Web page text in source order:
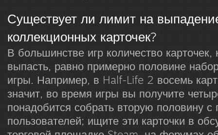
Существует ли лимит на
коллекционных карточек?
В большинстве игр количество карточек,
выпасть, равно примерно половине
игры. Например, в Half-Life 2 восемь
значит, во время игры вы получите
понадобится собрать вторую половину
пользователей; ищите эти карточки в